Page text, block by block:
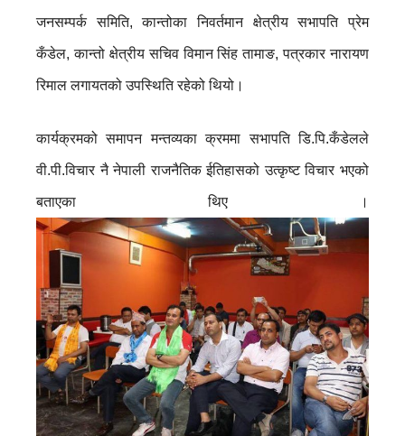
जनसम्पर्क समिति, कान्तोका निवर्तमान क्षेत्रीय सभापति प्रेम
कँडेल, कान्तो क्षेत्रीय सचिव विमान सिंह तामाङ, पत्रकार नारायण
रिमाल लगायतको उपस्थिति रहेको थियो।
कार्यक्रमको समापन मन्तव्यका क्रममा सभापति डि.पि.कँडेलले
वी.पी.विचार नै नेपाली राजनैतिक ईतिहासको उत्कृष्ट विचार भएको
बताएका थिए ।